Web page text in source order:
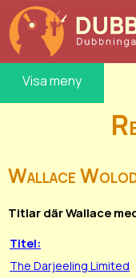
Visa meny
Wallace
Titlar där Wallace
Titel:
The Darjeeling Limited